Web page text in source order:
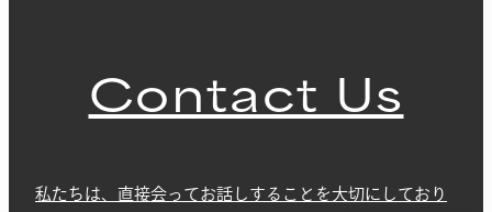
Contact Us
私たちは、直接会ってお話しすることを大切にしており